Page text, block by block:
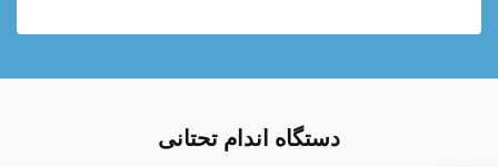
دستگاه اندام تحتانی